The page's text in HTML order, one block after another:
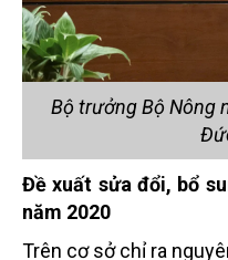
Bộ trưởng Bộ Nông
Đề xuất sửa đổi, bổ
năm 2020
Trên cơ sở chỉ ra